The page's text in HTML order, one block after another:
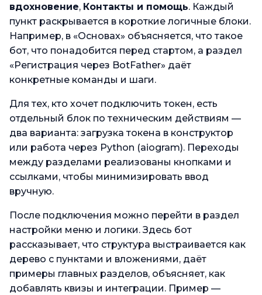
вдохновение, Контакты и помощь. Каждый
пункт раскрывается в короткие логичные блоки.
Например, в «Основах» объясняется, что такое
бот, что понадобится перед стартом, а раздел
«Регистрация через BotFather» даёт
конкретные команды и шаги.
Для тех, кто хочет подключить токен, есть
отдельный блок по техническим действиям —
два варианта: загрузка токена в конструктор
или работа через Python (aiogram). Переходы
между разделами реализованы кнопками и
ссылками, чтобы минимизировать ввод
вручную.
После подключения можно перейти в раздел
настройки меню и логики. Здесь бот
рассказывает, что структура выстраивается как
дерево с пунктами и вложениями, даёт
примеры главных разделов, объясняет, как
добавлять квизы и интеграции. Пример —